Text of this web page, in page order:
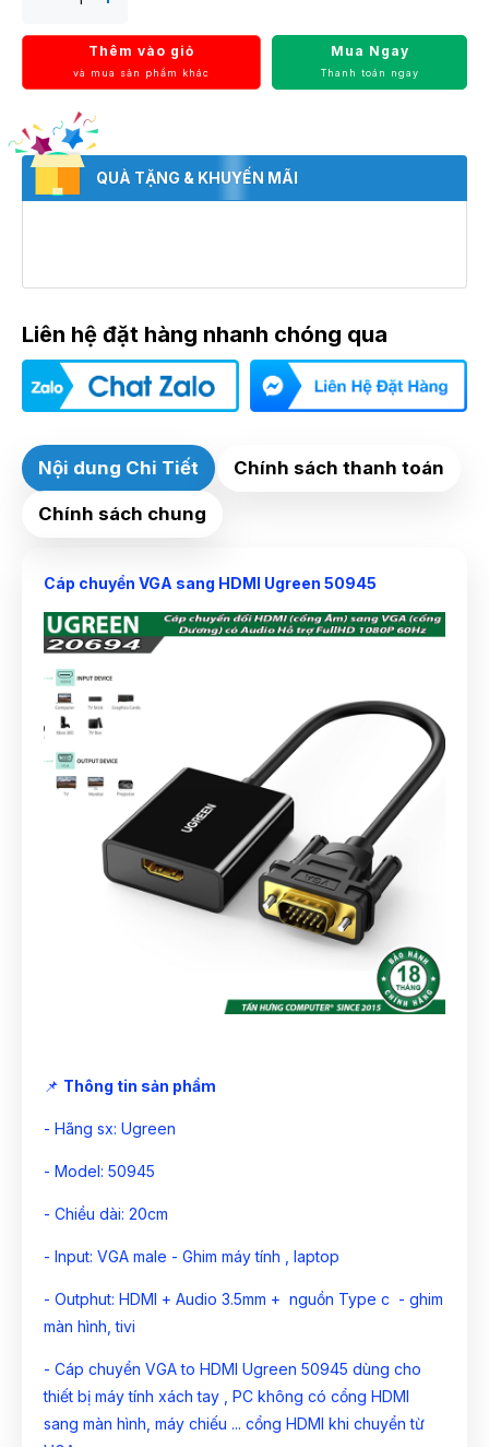
Thêm vào giỏ
và mua sản phẩm khác
Mua Ngay
Thanh toán ngay
QUÀ TẶNG & KHUYẾN MÃI
Liên hệ đặt hàng nhanh chóng qua
Nội dung Chi Tiết Chính sách thanh toán
Chính sách chung
Cáp chuyển VGA sang HDMI Ugreen 50945
📌 Thông tin sản phẩm
- Hãng sx: Ugreen
- Model: 50945
- Chiều dài: 20cm
- Input: VGA male - Ghim máy tính , laptop
- Outphut: HDMI + Audio 3.5mm + nguồn Type c - ghim
màn hình, tivi
- Cáp chuyển VGA to HDMI Ugreen 50945 dùng cho
thiết bị máy tính xách tay , PC không có cổng HDMI
sang màn hình, máy chiếu ... cổng HDMI khi chuyển từ